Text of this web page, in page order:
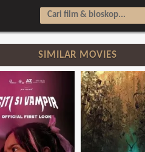
SIMILAR MOVIES